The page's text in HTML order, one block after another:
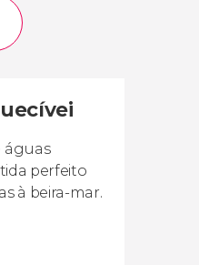
águas
perfeito
à beira-mar.